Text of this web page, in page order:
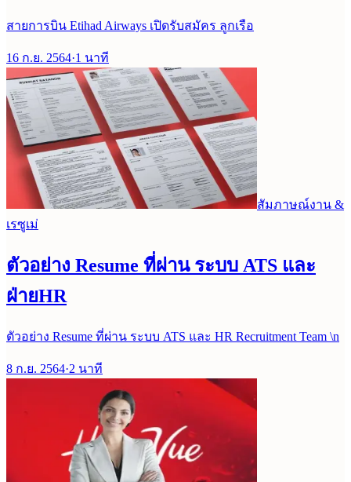
สายการบิน Etihad Airways เปิดรับสมัคร ลูกเรือ
16 ก.ย. 2564·1 นาที
สัมภาษณ์งาน &
เรซูเม่
ตัวอย่าง Resume ที่ผ่าน ระบบ ATS และ
ฝ่ายHR
ตัวอย่าง Resume ที่ผ่าน ระบบ ATS และ HR Recruitment Team \n
8 ก.ย. 2564·2 นาที